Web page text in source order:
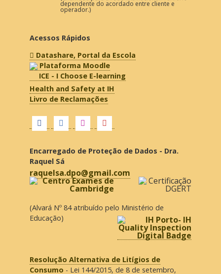
dependente do acordado entre cliente e
operador.)
Acessos Rápidos
Datashare, Portal da Escola
Plataforma Moodle
ICE - I Choose E-learning
Health and Safety at IH
Livro de Reclamações
Encarregado de Proteção de Dados - Dra.
Raquel Sá
raquelsa.dpo@gmail.com
(Alvará Nº 84 atribuído pelo Ministério de
Educação)
Resolução Alternativa de Litígios de
Consumo - Lei 144/2015, de 8 de setembro,